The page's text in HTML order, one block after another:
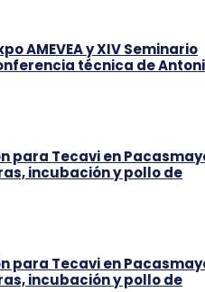
AMEVEA y XIV Seminario
técnica de
para Tecavi en
incubación y pollo de
para Tecavi en
incubación y pollo de